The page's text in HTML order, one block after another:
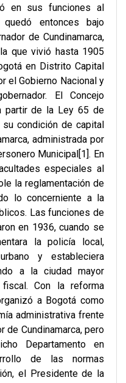
en sus funciones al
quedó entonces bajo
de Cundinamarca,
que vivió hasta 1905
en Distrito Capital
el Gobierno Nacional y
El Concejo
partir de la Ley 65 de
condición de capital
administrada por
Municipal[1]. En
especiales al
la reglamentación de
lo concerniente a la
Las funciones de
en 1936, cuando se
la policía local,
y estableciera
a la ciudad mayor
Con la reforma
a Bogotá como
administrativa frente
de Cundinamarca, pero
Departamento en
de las normas
el Presidente de la